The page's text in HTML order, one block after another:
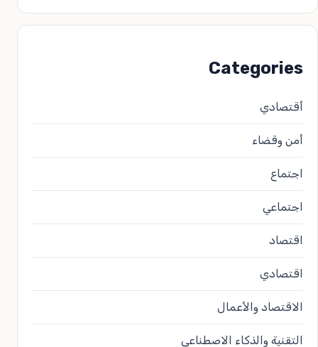
Categories
أقتصادي
أمن وقضاء
اجتماع
اجتماعي
اقتصاد
اقتصادي
الاقتصاد والأعمال
التقنية والذكاء الاصطناعي